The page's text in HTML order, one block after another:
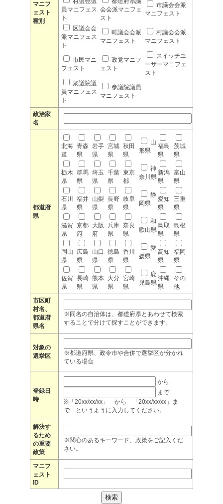
マニフ
ェスト
種別
員マニフェス
ト
会会派マニフェ
スト
市議会会派
マニフェスト
区議会会
派マニフェス
ト
町議会会派
マニフェスト
村議会会派
マニフェスト
市民マニ
フェスト
政党マニフ
ェスト
スイッチユ
ーザーマニフェ
スト
衆議院議
員マニフェス
ト
参議院議員
マニフェスト
政治家
名
都道府
県
北海
道
青森
県
岩手
県
宮城
県
秋田
県
山
形県
福島
県
茨城
県
栃木
県
群馬
県
埼玉
県
千葉
県
東京
都
神
奈川県
新潟
県
富山
県
石川
県
福井
県
山梨
県
長野
県
岐阜
県
静
岡県
愛知
県
三重
県
滋賀
県
京都
府
大阪
府
兵庫
県
奈良
県
和
歌山県
鳥取
県
島根
県
岡山
県
広島
県
山口
県
徳島
県
香川
県
愛
媛県
高知
県
福岡
県
佐賀
県
長崎
県
熊本
県
大分
県
宮崎
県
鹿
児島県
沖縄
県
その
他
市区町
村名、
都道府
県名
※同名の自治体は、都道府県とあわせて検索
することで分けて探すことができます。
対象の
選挙区
※都道府県、政令市や合併で選挙区が分かれ
ている場合
登録日
時
から
まで
※「20xx/xx/xx」 から 「20xx/xx/xx」ま
で というように入力してください。
解決す
るため
の重要
政策
※関心のあるキーワード、政策をご記入くだ
さい。
マニフ
ェスト
ID